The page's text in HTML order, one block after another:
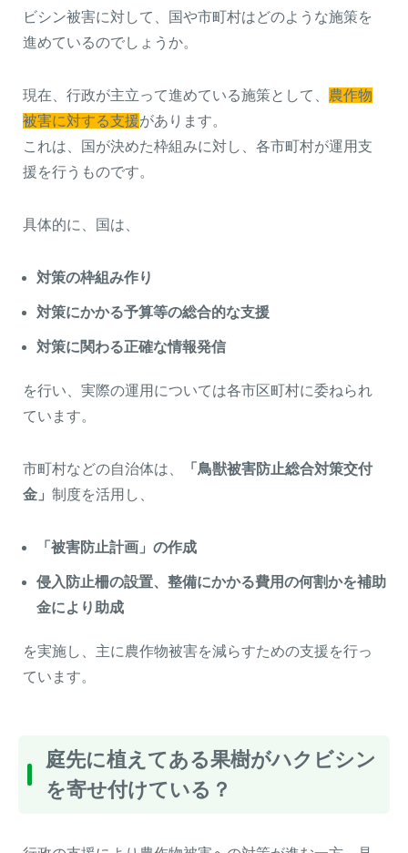
ビシン被害に対して、国や市町村はどのような施策を
進めているのでしょうか。
現在、行政が主立って進めている施策として、
農作物
被害に対する支援があります。
これは、国が決めた枠組みに対し、各市町村が運用支
援を行うものです。
具体的に、国は、
対策の枠組み作り
対策にかかる予算等の総合的な支援
対策に関わる正確な情報発信
を行い、実際の運用については各市区町村に委ねられ
ています。
市町村などの自治体は、
「鳥獣被害防止総合対策交付
金」 制度を活用し、
「被害防止計画」の作成
侵入防止柵の設置、整備にかかる費用の何割かを補助
金により助成
を実施し、主に農作物被害を減らすための支援を行っ
ています。
庭先に植えてある果樹がハクビシン
を寄せ付けている？